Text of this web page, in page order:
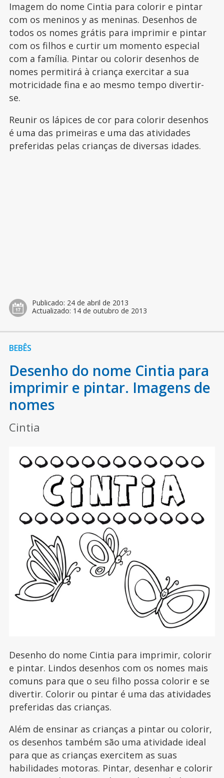
Imagem do nome Cintia para colorir e pintar
com os meninos y as meninas. Desenhos de
todos os nomes grátis para imprimir e pintar
com os filhos e curtir um momento especial
com a família. Pintar ou colorir desenhos de
nomes permitirá à criança exercitar a sua
motricidade fina e ao mesmo tempo divertir-
se.
Reunir os lápices de cor para colorir desenhos
é uma das primeiras e uma das atividades
preferidas pelas crianças de diversas idades.
Publicado: 24 de abril de 2013
Actualizado: 14 de outubro de 2013
BEBÊS
Desenho do nome Cintia para
imprimir e pintar. Imagens de
nomes
Cintia
Desenho do nome Cintia para imprimir, colorir
e pintar. Lindos desenhos com os nomes mais
comuns para que o seu filho possa colorir e se
divertir. Colorir ou pintar é uma das atividades
preferidas das crianças.
Além de ensinar as crianças a pintar ou colorir,
os desenhos também são uma atividade ideal
para que as crianças exercitem as suas
habilidades motoras. Pintar, desenhar e colorir